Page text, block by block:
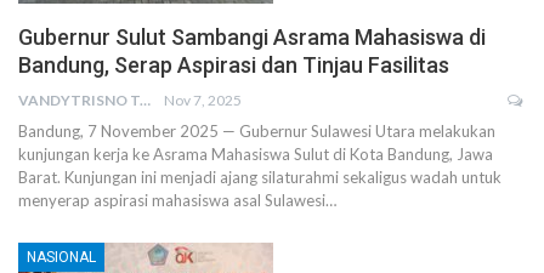
Gubernur Sulut Sambangi Asrama Mahasiswa di
Bandung, Serap Aspirasi dan Tinjau Fasilitas
VANDYTRISNO TALUMEPA Nov 7, 2025
Bandung, 7 November 2025 — Gubernur Sulawesi Utara melakukan
kunjungan kerja ke Asrama Mahasiswa Sulut di Kota Bandung, Jawa
Barat. Kunjungan ini menjadi ajang silaturahmi sekaligus wadah untuk
menyerap aspirasi mahasiswa asal Sulawesi…
NASIONAL